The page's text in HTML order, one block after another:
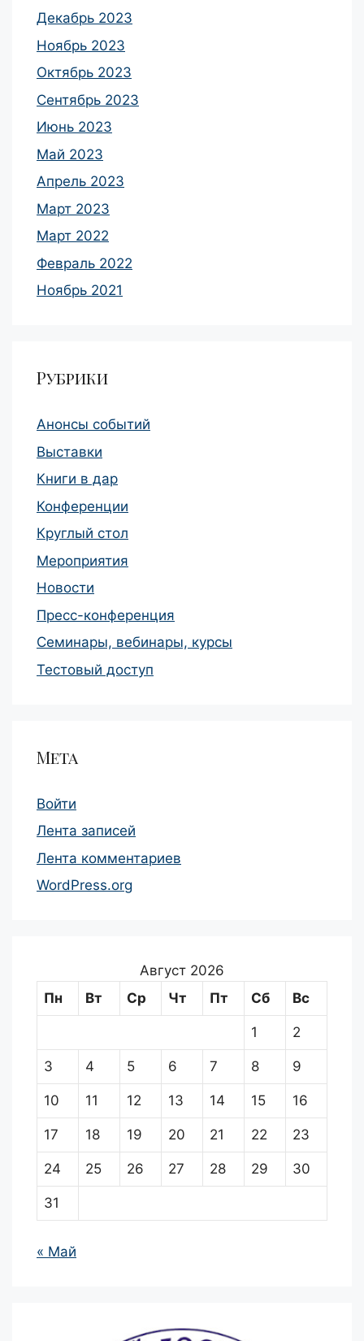
Декабрь 2023
Ноябрь 2023
Октябрь 2023
Сентябрь 2023
Июнь 2023
Май 2023
Апрель 2023
Март 2023
Март 2022
Февраль 2022
Ноябрь 2021
Рубрики
Анонсы событий
Выставки
Книги в дар
Конференции
Круглый стол
Мероприятия
Новости
Пресс-конференция
Семинары, вебинары, курсы
Тестовый доступ
Мета
Войти
Лента записей
Лента комментариев
WordPress.org
Август 2026
Пн
Вт Ср Чт Пт Сб Вс
1 2
3 4 5 6 7 8 9
10 11 12 13 14 15 16
17 18 19 20 21 22 23
24 25 26 27 28 29 30
31
« Май